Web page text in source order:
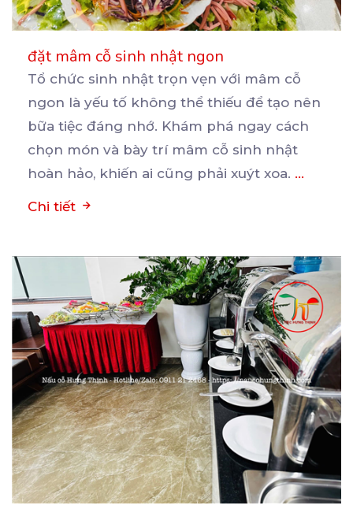
đặt mâm cỗ sinh nhật ngon
Tổ chức sinh nhật trọn vẹn với mâm cỗ
ngon là yếu tố không thể thiếu để tạo nên
bữa tiệc đáng nhớ. Khám phá ngay cách
chọn món và bày trí mâm cỗ sinh nhật
hoàn hảo, khiến ai cũng phải xuýt xoa. ...
Chi tiết